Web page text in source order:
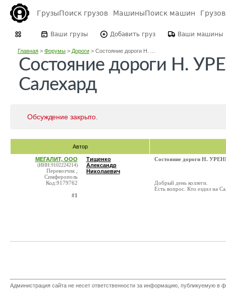
ГрузыПоиск грузов МашиныПоиск машин
Ваши грузы Добавить груз Ваши машины
Главная> Форумы> Дороги> Состояние дороги Н. ...
Состояние дороги Н.
Салехард
Обсуждение закрыто.
Автор
МЕГАЛИТ, ООО
(ИНН:9102224214)
Перевозчик ,
Симферополь
Код:9179762
#1
Тищенко
Александр
Николаевич
Состояние дороги Н.
Добрый день коллеги.
Есть вопрос. Кто ездил на
Администрация сайта не несет ответственности за информацию, публикуемую